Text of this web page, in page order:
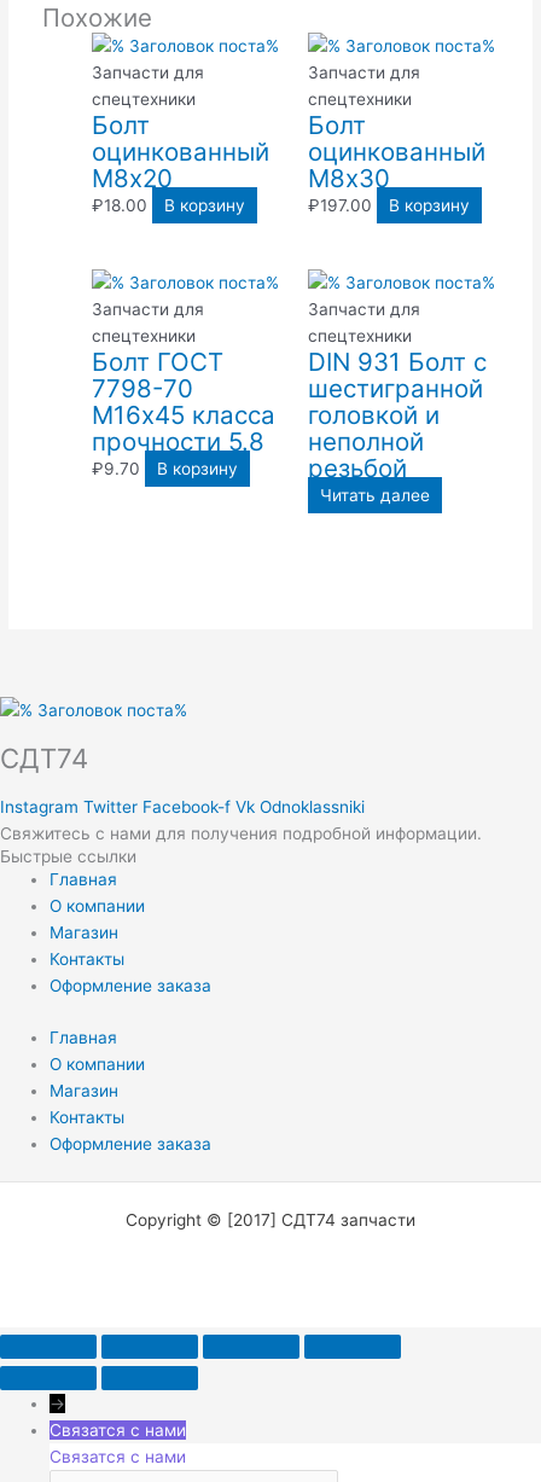
Похожие
Запчасти для
спецтехники
Болт
оцинкованный
М8х20
₽18.00 В корзину
Запчасти для
спецтехники
Болт
оцинкованный
М8х30
₽197.00 В корзину
Запчасти для
спецтехники
Болт ГОСТ
7798-70
М16х45 класса
прочности 5.8
₽9.70 В корзину
Запчасти для
спецтехники
DIN 931 Болт с
шестигранной
головкой и
неполной
резьбой
Читать далее
СДТ74
Instagram Twitter Facebook-f Vk Odnoklassniki
Свяжитесь с нами для получения подробной информации.
Быстрые ссылки
Главная
О компании
Магазин
Контакты
Оформление заказа
Главная
О компании
Магазин
Контакты
Оформление заказа
Copyright © [2017] СДТ74 запчасти
→
Связатся с нами
Связатся с нами